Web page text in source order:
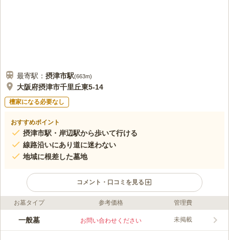
最寄駅： 摂津市駅(663m)
大阪府摂津市千里丘東5-14
檀家になる必要なし
おすすめポイント
摂津市駅・岸辺駅から歩いて行ける
線路沿いにあり道に迷わない
地域に根差した墓地
コメント・口コミを見る
ライフドット編集部のコメント
中内・竹之鼻共同墓地は、大阪府摂津市にある共同墓地です。墓
お墓タイプ 参考価格 管理費
一般墓 お問い合わせください 未掲載